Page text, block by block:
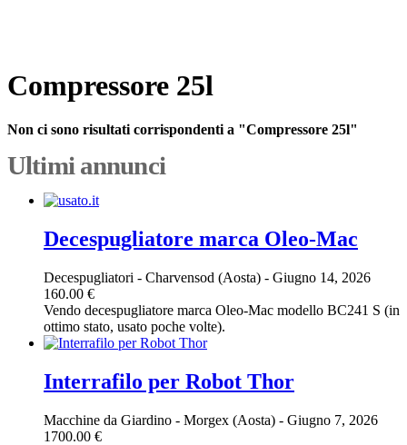
Compressore 25l
Non ci sono risultati corrispondenti a "Compressore 25l"
Ultimi annunci
Decespugliatore marca Oleo-Mac
Decespugliatori - Charvensod (Aosta) - Giugno 14, 2026
160.00 €
Vendo decespugliatore marca Oleo-Mac modello BC241 S (in
ottimo stato, usato poche volte).
Interrafilo per Robot Thor
Macchine da Giardino - Morgex (Aosta) - Giugno 7, 2026
1700.00 €